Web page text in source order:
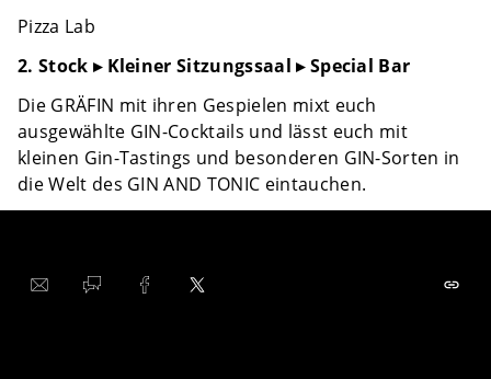
Pizza Lab
2. Stock ▸ Kleiner Sitzungssaal ▸ Special Bar
Die GRÄFIN mit ihren Gespielen mixt euch
ausgewählte GIN-Cocktails und lässt euch mit
kleinen Gin-Tastings und besonderen GIN-Sorten in
die Welt des GIN AND TONIC eintauchen.